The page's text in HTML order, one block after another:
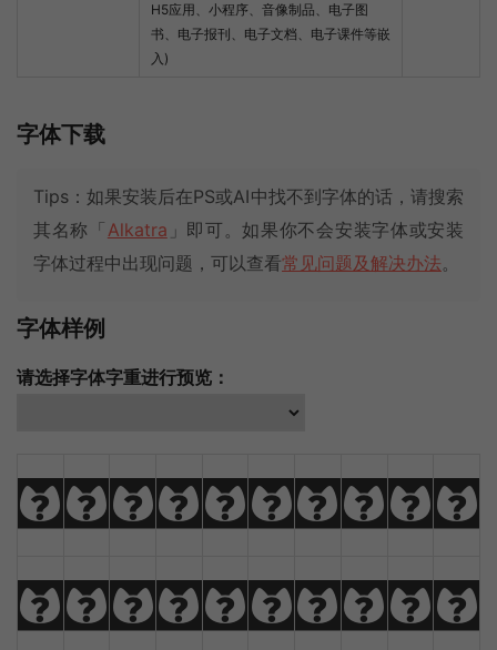
H5应用、小程序、音像制品、电子图
书、电子报刊、电子文档、电子课件等嵌
入)
字体下载
Tips：如果安装后在PS或AI中找不到字体的话，请搜索
其名称「Alkatra 」即可。如果你不会安装字体或安装
字体过程中出现问题，可以查看常见问题及解决办法。
字体样例
请选择字体字重进行预览：
ABCDEFGHIJ
KLMNOPQRST